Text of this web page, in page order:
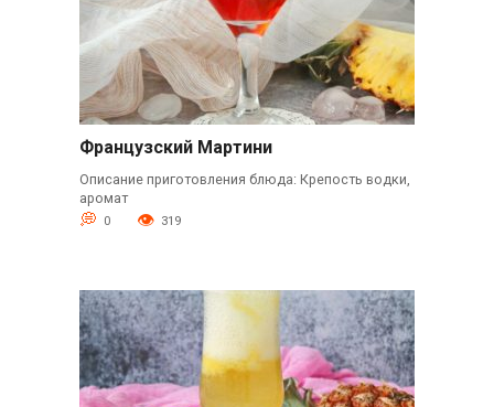
Французский Мартини
Описание приготовления блюда: Крепость водки,
аромат
0 319